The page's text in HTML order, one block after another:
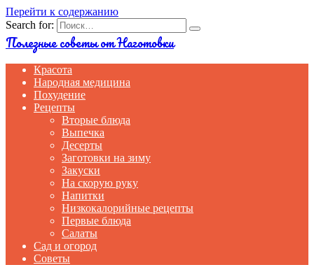
Перейти к содержанию
Search for:
Полезные советы от Наготовки
Красота
Народная медицина
Похудение
Рецепты
Вторые блюда
Выпечка
Десерты
Заготовки на зиму
Закуски
На скорую руку
Напитки
Низкокалорийные рецепты
Первые блюда
Салаты
Сад и огород
Советы